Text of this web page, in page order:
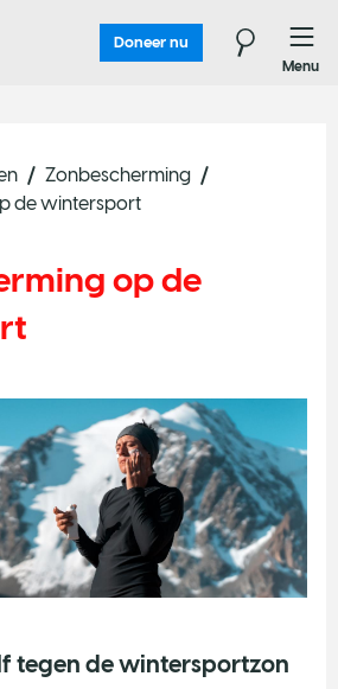
Doneer nu
Menu
Zonbescherming
de wintersport
op de
tegen de wintersportzon